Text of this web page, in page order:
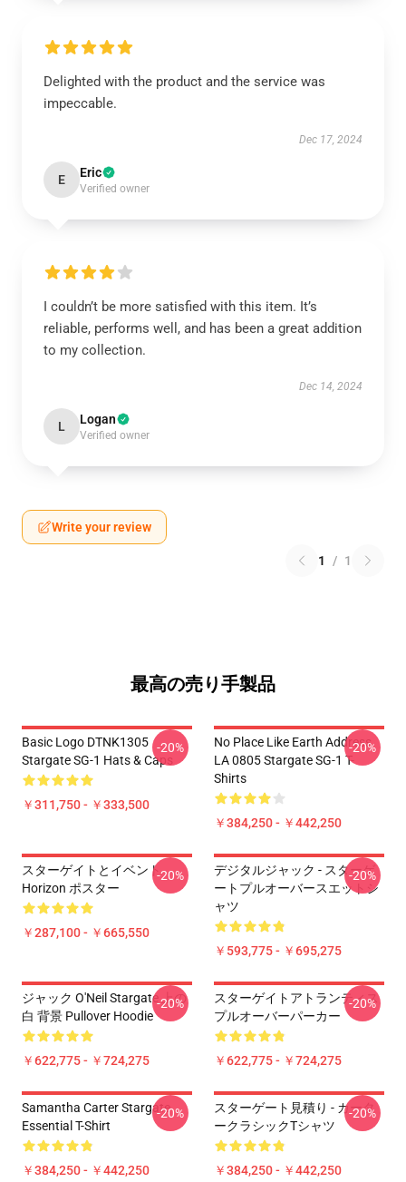
Delighted with the product and the service was
impeccable.
Dec 17, 2024
E Eric
Verified owner
I couldn’t be more satisfied with this item. It’s
reliable, performs well, and has been a great addition
to my collection.
Dec 14, 2024
L Logan
Verified owner
Write your review
1 / 1
最高の売り手製品
Basic Logo DTNK1305
Stargate SG-1 Hats & Caps
￥311,750 - ￥333,500
-20%
No Place Like Earth Address
LA 0805 Stargate SG-1 T-
Shirts
￥384,250 - ￥442,250
-20%
スターゲイトとイベント
Horizon ポスター
￥287,100 - ￥665,550
-20%
デジタルジャック - スターゲ
ートプルオーバースエットシ
ャツ
￥593,775 - ￥695,275
-20%
ジャック O'Neil Stargate 上の
白 背景 Pullover Hoodie
￥622,775 - ￥724,275
-20%
スターゲイトアトランティス
プルオーバーパーカー
￥622,775 - ￥724,275
-20%
Samantha Carter Stargate
Essential T-Shirt
￥384,250 - ￥442,250
-20%
スターゲート見積り - カータ
ークラシックTシャツ
￥384,250 - ￥442,250
-20%